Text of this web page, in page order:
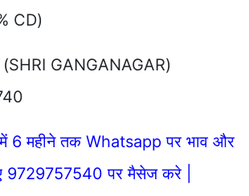
CD)
(SHRI GANGANAGAR)
6 महीने तक Whatsapp पर भाव और
9729757540 पर मैसेज करे |